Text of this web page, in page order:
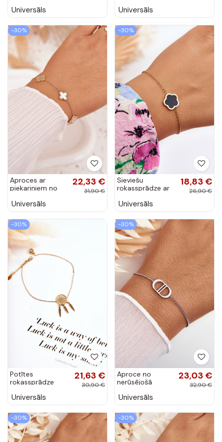
piekariņiem
Universāls
ziedu motīviem
Universāls
-30%
Aproces ar
piekariņiem no
tērauda, zelta-
22,33 €
31,90 €
Universāls
-30%
Sieviešu
rokassprādze ar
krāsā
18,83 €
26,90 €
Universāls
-30%
Potītes
rokassprādze
21,63 €
30,90 €
Universāls
-30%
Aproce no
nerūsējošā
krāsas
23,03 €
32,90 €
Universāls
-30% -30%